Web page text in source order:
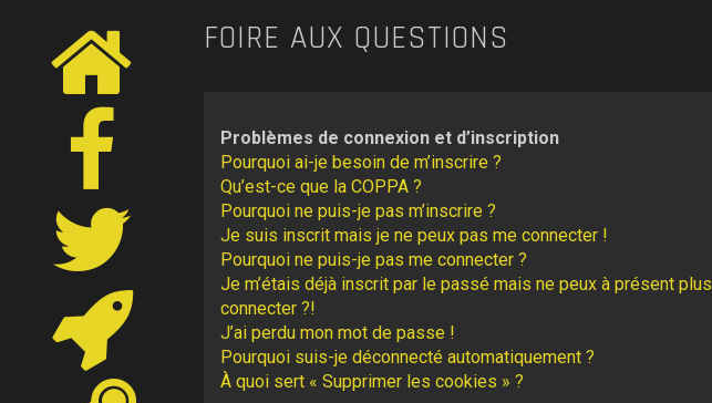
FOIRE AUX QUESTIONS
Problèmes de connexion et d’inscription
Pourquoi ai-je besoin de m’inscrire ?
Qu’est-ce que la COPPA ?
Pourquoi ne puis-je pas m’inscrire ?
Je suis inscrit mais je ne peux pas me connecter !
Pourquoi ne puis-je pas me connecter ?
Je m’étais déjà inscrit par le passé mais ne peux à présent
connecter ?!
J’ai perdu mon mot de passe !
Pourquoi suis-je déconnecté automatiquement ?
À quoi sert « Supprimer les cookies » ?